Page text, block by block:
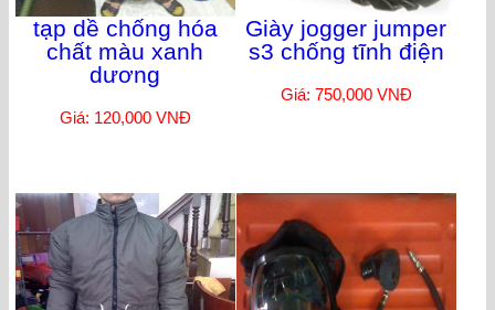
tạp dề chống hóa
chất màu xanh
dương
Giá: 120,000 VNĐ
Giày jogger jumper
s3 chống tĩnh điện
Giá: 750,000 VNĐ